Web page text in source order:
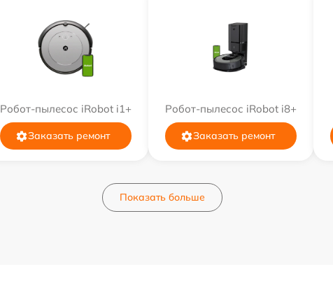
Робот-пылесос iRobot i1+
Заказать ремонт
Робот-пылесос iRobot i8+
Заказать ремонт
Показать больше